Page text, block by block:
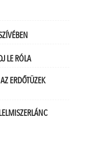
LE RÓLA
ERDŐTÜZEK